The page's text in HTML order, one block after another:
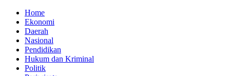
Home
Ekonomi
Daerah
Nasional
Pendidikan
Hukum dan Kriminal
Politik